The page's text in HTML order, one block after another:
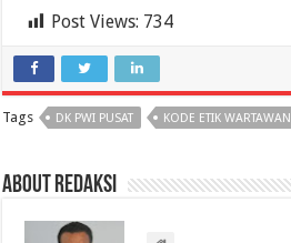
Post Views: 734
Tags DK PWI PUSAT KODE ETIK WARTAWAN
About Redaksi